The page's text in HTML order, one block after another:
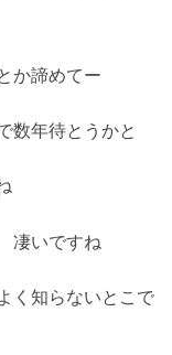
か諦めてー
数年待とうかと
凄いですね
く知らないとこで